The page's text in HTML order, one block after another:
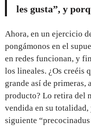
les gusta”, y
Ahora, en un ejercicio
pongámonos en el
en redes funcionan, y
los lineales. ¿Os creéis
grande así de primeras,
producto? Lo retira del
vendida en su totalidad,
siguiente